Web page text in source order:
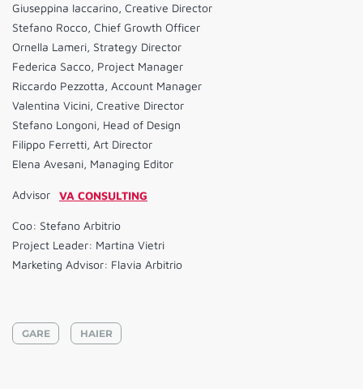
Giuseppina Iaccarino, Creative Director
Stefano Rocco, Chief Growth Officer
Ornella Lameri, Strategy Director
Federica Sacco, Project Manager
Riccardo Pezzotta, Account Manager
Valentina Vicini, Creative Director
Stefano Longoni, Head of Design
Filippo Ferretti, Art Director
Elena Avesani, Managing Editor
Advisor VA CONSULTING
Coo: Stefano Arbitrio
Project Leader: Martina Vietri
Marketing Advisor: Flavia Arbitrio
GARE HAIER